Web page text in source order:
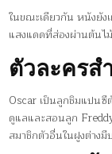
ในขณะเดียวกัน หนังยัง
แสงแดดที่ส่องผ่านต้นไ
ตัวละคร
Oscar เป็นลูกชิมแปน
ดูแลและสอนลูก
สมาชิกตัวอื่นในฝูงต่าง